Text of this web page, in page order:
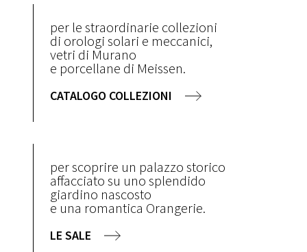
per le straordinarie collezioni
di orologi solari e meccanici,
vetri di Murano
e porcellane di Meissen.
CATALOGO COLLEZIONI
per scoprire un palazzo storico
affacciato su uno splendido
giardino nascosto
e una romantica Orangerie.
LE SALE